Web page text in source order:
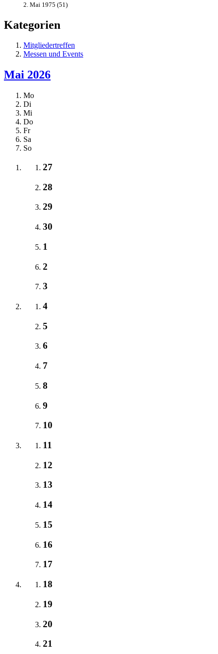
2. Mai 1975 (51)
Kategorien
Mitgliedertreffen
Messen und Events
Mai 2026
Mo
Di
Mi
Do
Fr
Sa
So
27
28
29
30
1
2
3
4
5
6
7
8
9
10
11
12
13
14
15
16
17
18
19
20
21